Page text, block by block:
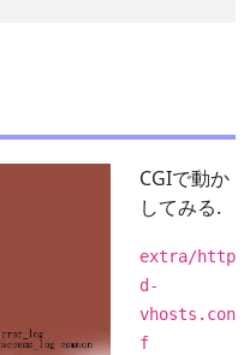
CGIで動か
してみる.
extra/http
d-
vhosts.con
f